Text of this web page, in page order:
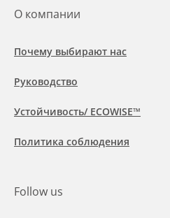
О компании
Почему выбирают нас
Руководство
Устойчивость/ ECOWISE™
Политика соблюдения
Follow us